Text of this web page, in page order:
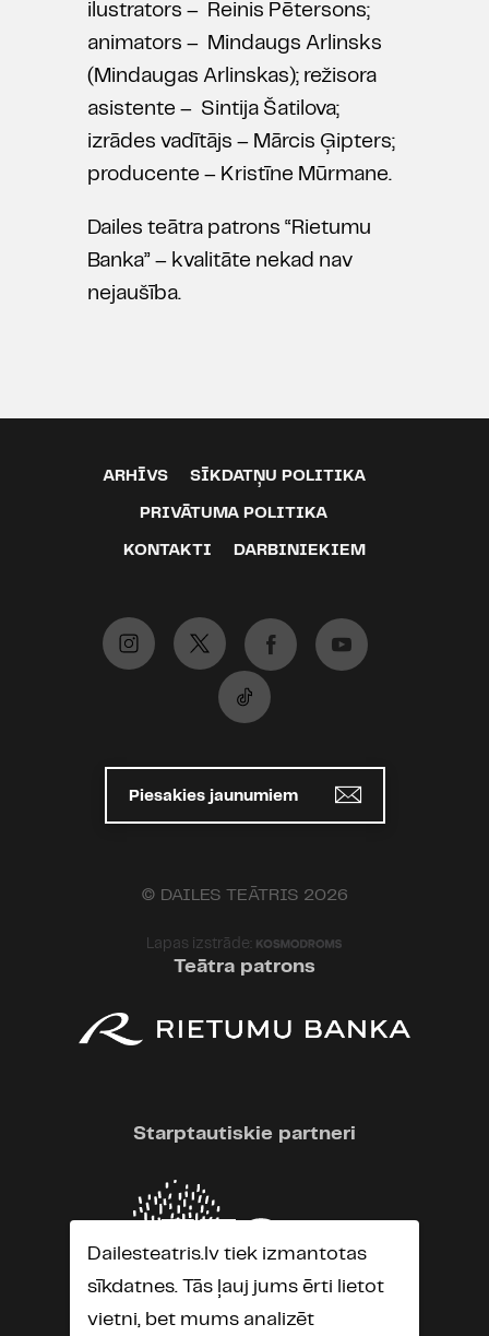
ilustrators – Reinis Pētersons;
animators – Mindaugs Arlinsks
(Mindaugas Arlinskas); režisora
asistente – Sintija Šatilova;
izrādes vadītājs – Mārcis Ģipters;
producente – Kristīne Mūrmane.
Dailes teātra patrons “Rietumu
Banka” – kvalitāte nekad nav
nejaušība.
ARHĪVS SĪKDATŅU POLITIKA
PRIVĀTUMA POLITIKA
KONTAKTI DARBINIEKIEM
Piesakies jaunumiem
© DAILES TEĀTRIS 2026
Lapas izstrāde:
Teātra patrons
Starptautiskie partneri
Dailesteatris.lv tiek izmantotas
sīkdatnes. Tās ļauj jums ērti lietot
vietni, bet mums analizēt